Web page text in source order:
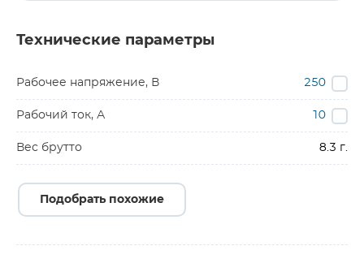
Технические параметры
Рабочее напряжение, В 250
Рабочий ток, А 10
Вес брутто 8.3 г.
Подобрать похожие